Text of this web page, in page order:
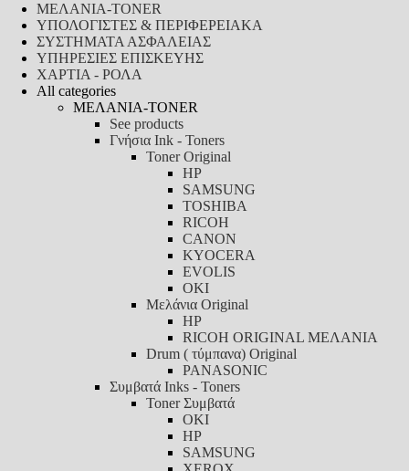
ΜΕΛΑΝΙΑ-TONER
ΥΠΟΛΟΓΙΣΤΕΣ & ΠΕΡΙΦΕΡΕΙΑΚΑ
ΣΥΣΤΗΜΑΤΑ ΑΣΦΑΛΕΙΑΣ
ΥΠΗΡΕΣΙΕΣ ΕΠΙΣΚΕΥΗΣ
ΧΑΡΤΙΑ - ΡΟΛΑ
All categories
ΜΕΛΑΝΙΑ-TONER
See products
Γνήσια Ink - Toners
Toner Original
HP
SAMSUNG
TOSHIBA
RICOH
CANON
KYOCERA
EVOLIS
OKI
Μελάνια Original
HP
RICOH ORIGINAL ΜΕΛΑΝΙΑ
Drum ( τύμπανα) Original
PANASONIC
Συμβατά Inks - Toners
Toner Συμβατά
ΟΚΙ
HP
SAMSUNG